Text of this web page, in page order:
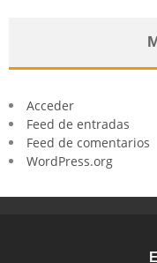
Acceder
Feed de entradas
Feed de comentarios
WordPress.org